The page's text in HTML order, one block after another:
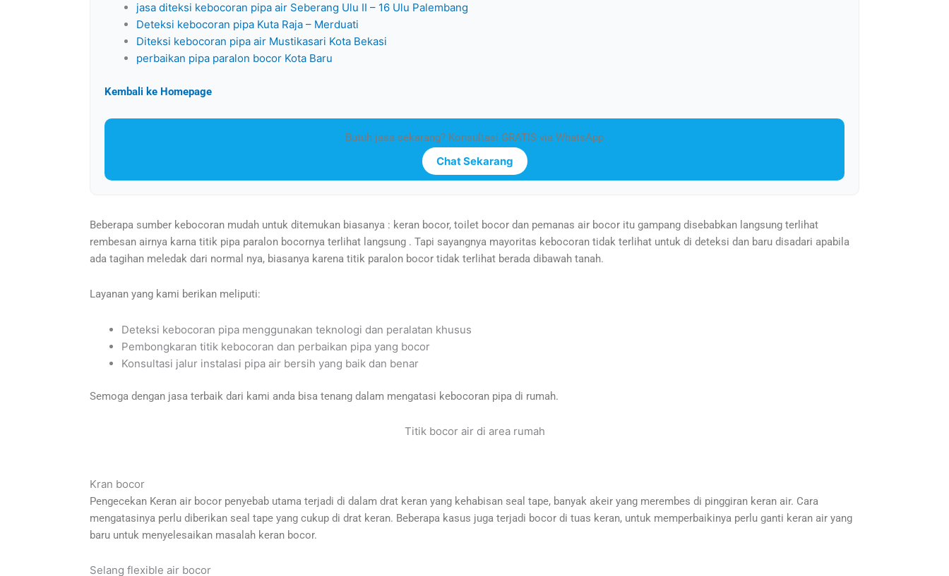
jasa diteksi kebocoran pipa air Seberang Ulu II – 16 Ulu Palembang
Deteksi kebocoran pipa Kuta Raja – Merduati
Diteksi kebocoran pipa air Mustikasari Kota Bekasi
perbaikan pipa paralon bocor Kota Baru
Kembali ke Homepage
Butuh jasa sekarang? Konsultasi GRATIS via WhatsApp
Chat Sekarang
Beberapa sumber kebocoran mudah untuk ditemukan biasanya : keran bocor, toilet bocor dan pemanas air bocor itu gampang disebabkan langsung terlihat
rembesan airnya karna titik pipa paralon bocornya terlihat langsung . Tapi sayangnya mayoritas kebocoran tidak terlihat untuk di deteksi dan baru disadari apabila
ada tagihan meledak dari normal nya, biasanya karena titik paralon bocor tidak terlihat berada dibawah tanah.
Layanan yang kami berikan meliputi:
Deteksi kebocoran pipa menggunakan teknologi dan peralatan khusus
Pembongkaran titik kebocoran dan perbaikan pipa yang bocor
Konsultasi jalur instalasi pipa air bersih yang baik dan benar
Semoga dengan jasa terbaik dari kami anda bisa tenang dalam mengatasi kebocoran pipa di rumah.
Titik bocor air di area rumah
Kran bocor
Pengecekan Keran air bocor penyebab utama terjadi di dalam drat keran yang kehabisan seal tape, banyak akeir yang merembes di pinggiran keran air. Cara
mengatasinya perlu diberikan seal tape yang cukup di drat keran. Beberapa kasus juga terjadi bocor di tuas keran, untuk memperbaikinya perlu ganti keran air yang
baru untuk menyelesaikan masalah keran bocor.
Selang flexible air bocor